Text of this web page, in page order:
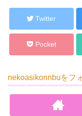
Twitter
Pocket
nekoasikonnbuをフ